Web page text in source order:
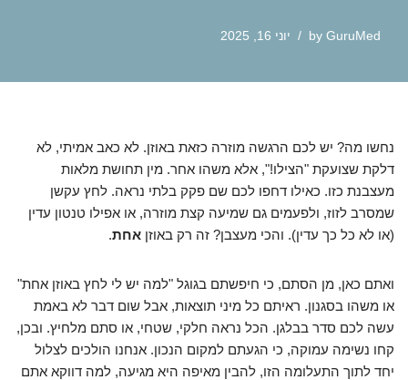
by GuruMed יוני 16, 2025
נחשו מה? יש לכם הרגשה מוזרה כזאת באוזן. לא כאב אמיתי, לא
דלקת שצועקת "הצילו!", אלא משהו אחר. מין תחושת מלאות
מעצבנת כזו. כאילו דחפו לכם שם פקק בלתי נראה. לחץ עקשן
שמסרב לזוז, ולפעמים גם שמיעה קצת מוזרה, או אפילו טנטון עדין
(או לא כל כך עדין). והכי מעצבן? זה רק באוזן אחת.
ואתם כאן, מן הסתם, כי חיפשתם בגוגל "למה יש לי לחץ באוזן אחת"
או משהו בסגנון. ראיתם כל מיני תוצאות, אבל שום דבר לא באמת
עשה לכם סדר בבלגן. הכל נראה חלקי, שטחי, או סתם מלחיץ. ובכן,
קחו נשימה עמוקה, כי הגעתם למקום הנכון. אנחנו הולכים לצלול
יחד לתוך התעלומה הזו, להבין מאיפה היא מגיעה, למה דווקא אתם